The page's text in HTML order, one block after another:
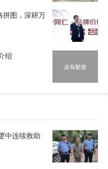
拼图，深耕万
绍
中连续救助